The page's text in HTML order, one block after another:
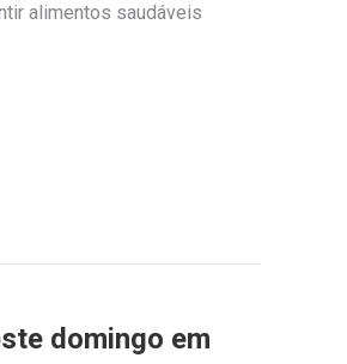
alimentos saudáveis
domingo em